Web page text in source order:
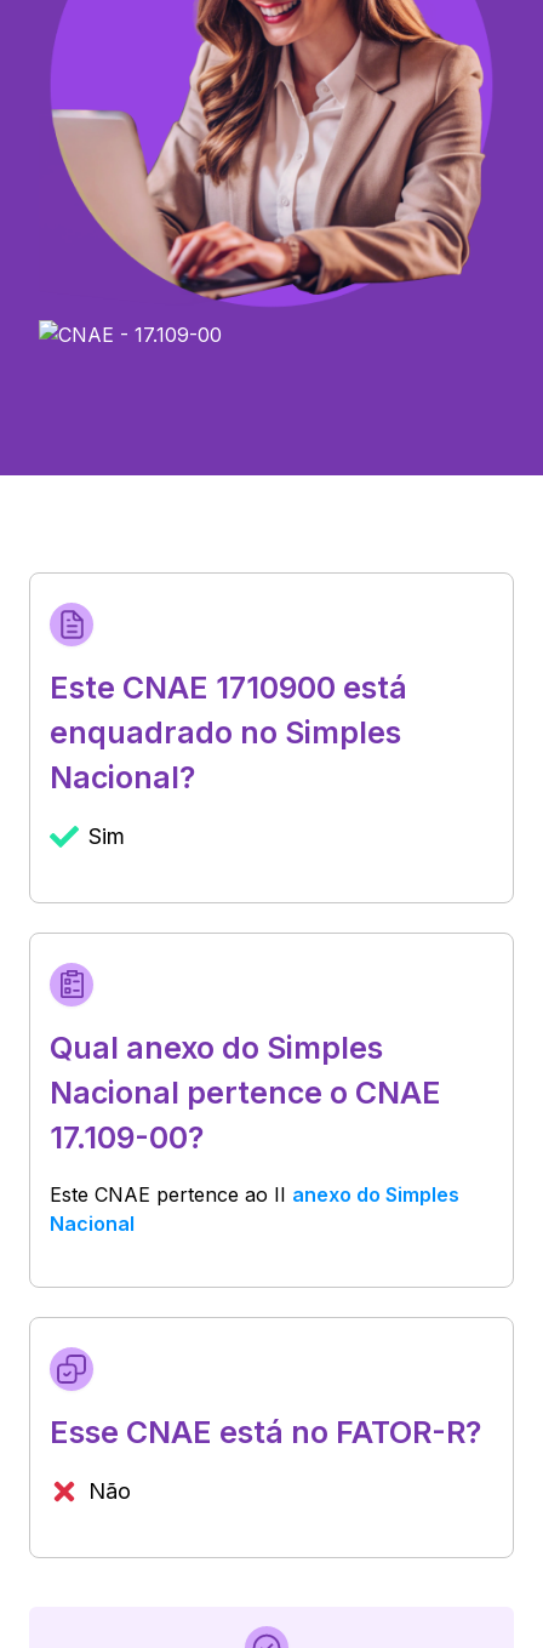
Este CNAE 1710900 está
enquadrado no Simples
Nacional?
Sim
Qual anexo do Simples
Nacional pertence o CNAE
17.109-00?
Este CNAE pertence ao II anexo do Simples
Nacional
Esse CNAE está no FATOR-R?
Não